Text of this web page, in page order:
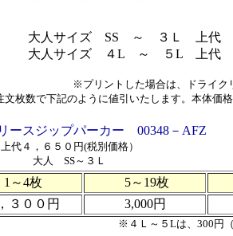
大人サイズ SS ～ ３Ｌ 上代 ４
大人サイズ ４L ～ ５L
上代
※プリントした場合は、ドライク
文枚数で下記のように値引いたします。本体価
ースジップパーカー 00348－AFZ
上代４，６５０円(税別価格）
大人 SS～３Ｌ
1～4枚 5～19枚
３００円
3,000円
※４Ｌ～５Lは、300円